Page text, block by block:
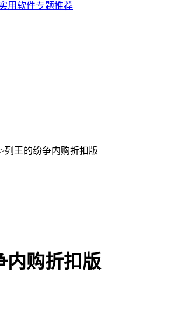
用软件专题推荐
>列王的纷争内购折扣版
内购折扣版